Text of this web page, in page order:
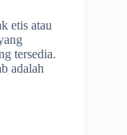
etis atau
tersedia.
adalah